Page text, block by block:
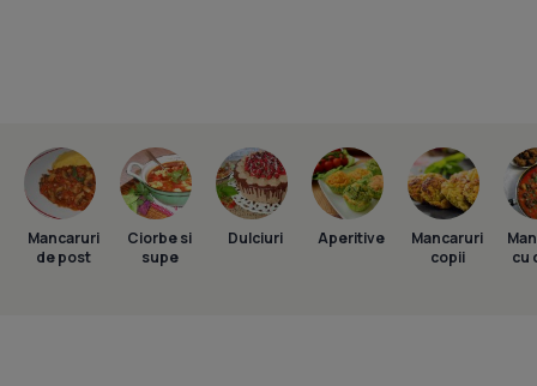
Mancaruri
de post
Ciorbe si
supe
Dulciuri Aperitive
Mancaruri
copii
cu